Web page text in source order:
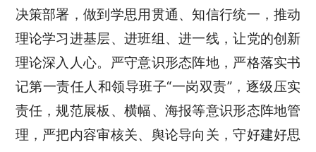
决策部署，做到学思用贯通、知信行统一，推动
理论学习进基层、进班组、进一线，让党的创新
理论深入人心。严守意识形态阵地，严格落实书
记第一责任人和领导班子“一岗双责”，逐级压实
责任，规范展板、横幅、海报等意识形态阵地管
理，严把内容审核关、舆论导向关，守好建好思